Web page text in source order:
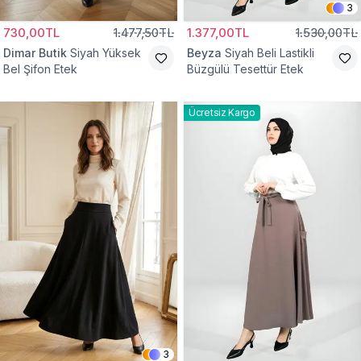
730,00TL 1.477,50TL
Dimar Butik Siyah Yüksek
Bel Şifon Etek
3
1.377,00TL 1.530,00TL
Beyza Siyah Beli Lastikli
Büzgülü Tesettür Etek
3
Ücretsiz Kargo